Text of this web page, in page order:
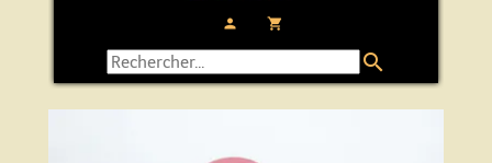
person local_grocery_store
search